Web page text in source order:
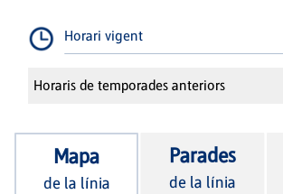
Horari vigent
Horaris de temporades anteriors
Mapa
de la línia
Parades
de la línia